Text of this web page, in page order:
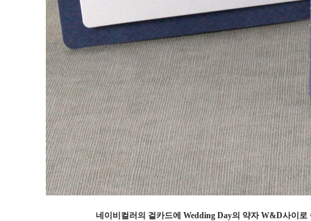
네이비컬러의 겉카드에 Wedding Day의 약자 W&D사이